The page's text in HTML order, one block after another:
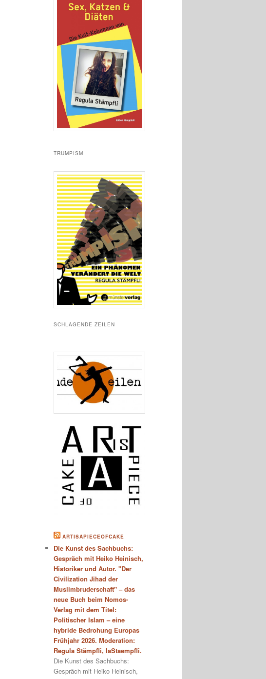
TRUMPISM
SCHLAGENDE ZEILEN
ARTISAPIECEOFCAKE
Die Kunst des Sachbuchs:
Gespräch mit Heiko Heinisch,
Historiker und Autor. "Der
Civilization Jihad der
Muslimbruderschaft" – das
neue Buch beim Nomos-
Verlag mit dem Titel:
Politischer Islam – eine
hybride Bedrohung Europas
Frühjahr 2026. Moderation:
Regula Stämpfli, laStaempfli.
Die Kunst des Sachbuchs:
Gespräch mit Heiko Heinisch,